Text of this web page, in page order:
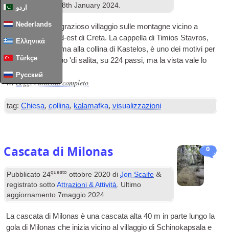
اردو
Nederlands
Ελληνικά
Türkçe
Русский
aggiornamento
28th January 2024
Kalamafka è un grazioso villaggio sulle montagne vicino a
Ierapetra, nel sud-est di Creta. La cappella di Timios Stavros,
che si trova in cima alla collina di Kastelos, è uno dei motivi per
visitarla. C'è un po 'di salita, su 224 passi, ma la vista vale lo
sforzo.
…Leggi l'articolo completo
tag: Chiesa,collina, kalamafka,visualizzazioni
0
Cascata di Milonas
Pubblicato 24questo ottobre 2020 diJon Scaife &
registrato sottoAttrazioni & Attività . Ultimo
aggiornamento7maggio 2024
La cascata di Milonas è una cascata alta 40 m in parte lungo la
gola di Milonas che inizia vicino al villaggio di Schinokapsala e